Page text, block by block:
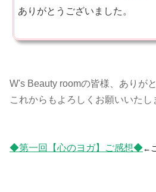
ありがとうございました。
W's Beauty roomの皆様、ありが
これからもよろしくお願いいたし
◆第一回【心のヨガ】ご感想◆←